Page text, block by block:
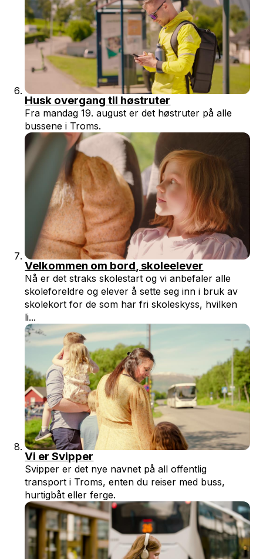
Husk overgang til høstruter
Fra mandag 19. august er det høstruter på alle
bussene i Troms.
Velkommen om bord, skoleelever
Nå er det straks skolestart og vi anbefaler alle
skoleforeldre og elever å sette seg inn i bruk av
skolekort for de som har fri skoleskyss, hvilken
li...
Vi er Svipper
Svipper er det nye navnet på all offentlig
transport i Troms, enten du reiser med buss,
hurtigbåt eller ferge.